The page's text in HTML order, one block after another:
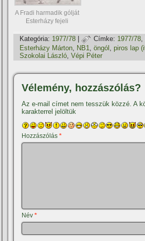
A Fradi harmadik gólját
Esterházy fejeli
Kategória: 1977/78 Címke: 1977/78
Esterházy Márton NB1 ,öngól ,piros lap
Szokolai László ,Vépi Péter
Vélemény, hozzászólás?
Az e-mail címet nem tesszük közzé. A
karakterrel jelöltük
Hozzászólás*
Név*